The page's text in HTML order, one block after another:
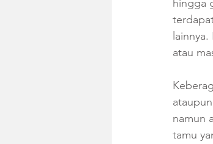
hingga
atau
namun
tamu